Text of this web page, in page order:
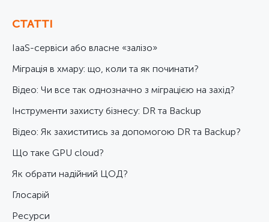
СТАТТІ
IaaS-сервіси або власне «залізо»
Міграція в хмару: що, коли та як починати?
Відео: Чи все так однозначно з міграцією на захід?
Інструменти захисту бізнесу: DR та Backup
Відео: Як захиститись за допомогою DR та Backup?
Що таке GPU cloud?
Як обрати надійний ЦОД?
Глосарій
Ресурси